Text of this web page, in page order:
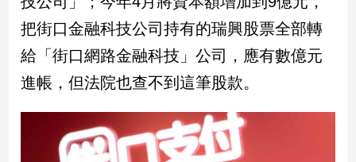
創
／
電
影
推
薦
科
把街口金融科技公司持有的瑞興股票全部轉
給「街口網路金融科技」公司，應有數億元
進帳，但法院也查不到這筆股款。